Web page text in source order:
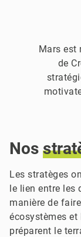
Nos
Les stratèges
le lien entre les
manière de
écosystèmes et
préparent le
Mars est
de